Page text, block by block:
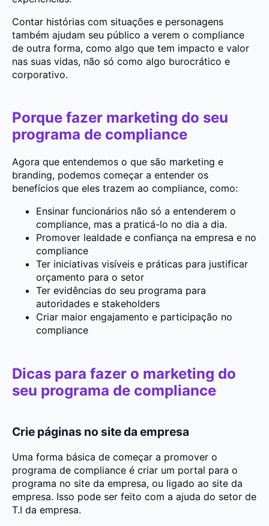
Contar histórias com situações e personagens
também ajudam seu público a verem o compliance
de outra forma, como algo que tem impacto e valor
nas suas vidas, não só como algo burocrático e
corporativo.
Porque fazer marketing do seu
programa de compliance
Agora que entendemos o que são marketing e
branding, podemos começar a entender os
benefícios que eles trazem ao compliance, como:
Ensinar funcionários não só a entenderem o
compliance, mas a praticá-lo no dia a dia.
Promover lealdade e confiança na empresa e no
compliance
Ter iniciativas visíveis e práticas para justificar
orçamento para o setor
Ter evidências do seu programa para
autoridades e stakeholders
Criar maior engajamento e participação no
compliance
Dicas para fazer o marketing do
seu programa de compliance
Crie páginas no site da empresa
Uma forma básica de começar a promover o
programa de compliance é criar um portal para o
programa no site da empresa, ou ligado ao site da
empresa. Isso pode ser feito com a ajuda do setor de
T.I da empresa.